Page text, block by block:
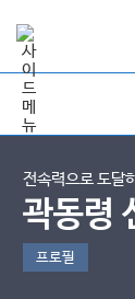
전속력으로 도달
곽동령
프로필